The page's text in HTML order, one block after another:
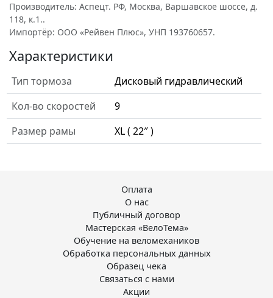
Производитель: Аспецт. РФ, Москва, Варшавское шоссе, д.
118, к.1..
Импортёр: ООО «Рейвен Плюс», УНП 193760657.
Характеристики
Тип тормоза
Дисковый гидравлический
Кол-во скоростей
9
Размер рамы
XL ( 22″ )
Оплата
О нас
Публичный договор
Мастерская «ВелоТема»
Обучение на веломехаников
Обработка персональных данных
Образец чека
Связаться с нами
Акции